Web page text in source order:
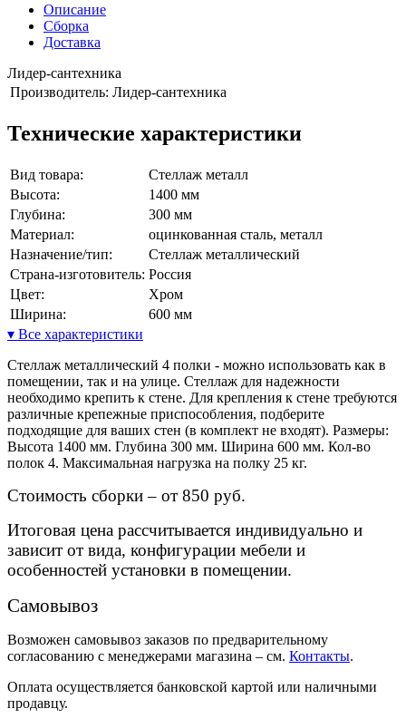
Описание
Сборка
Доставка
Лидер-сантехника
Производитель: Лидер-сантехника
Технические характеристики
Вид товара:
Стеллаж металл
Высота:
1400 мм
Глубина:
300 мм
Материал:
оцинкованная сталь, металл
Назначение/тип:
Стеллаж металлический
Страна-изготовитель: Россия
Цвет:
Хром
Ширина:
600 мм
▾ Все характеристики
Стеллаж металлический 4 полки - можно использовать как в
помещении, так и на улице. Стеллаж для надежности
необходимо крепить к стене. Для крепления к стене требуются
различные крепежные приспособления, подберите
подходящие для ваших стен (в комплект не входят). Размеры:
Высота 1400 мм. Глубина 300 мм. Ширина 600 мм. Кол-во
полок 4. Максимальная нагрузка на полку 25 кг.
Стоимость сборки – от 850 руб.
Итоговая цена рассчитывается индивидуально и
зависит от вида, конфигурации мебели и
особенностей установки в помещении.
Самовывоз
Возможен самовывоз заказов по предварительному
согласованию с менеджерами магазина – см. Контакты.
Оплата осуществляется банковской картой или наличными
продавцу.